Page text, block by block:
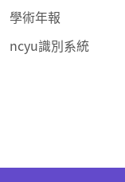
學術年報
ncyu識別系統